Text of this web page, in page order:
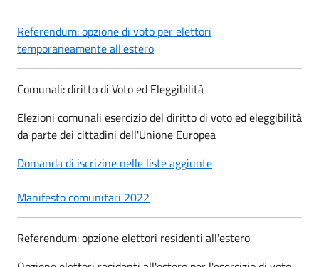
Referendum: opzione di voto per elettori
temporaneamente all'estero
Comunali: diritto di Voto ed Eleggibilità
Elezioni comunali esercizio del diritto di voto ed eleggibilità
da parte dei cittadini dell'Unione Europea
Domanda di iscrizine nelle liste aggiunte
Manifesto comunitari 2022
Referendum: opzione elettori residenti all'estero